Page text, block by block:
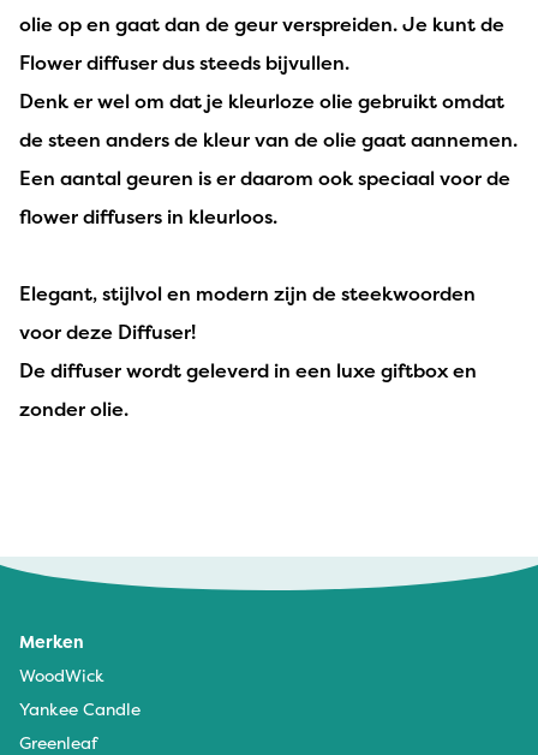
olie op en gaat dan de geur verspreiden. Je kunt de
Flower diffuser dus steeds bijvullen.
Denk er wel om dat je kleurloze olie gebruikt omdat
de steen anders de kleur van de olie gaat aannemen.
Een aantal geuren is er daarom ook speciaal voor de
flower diffusers in kleurloos.
Elegant, stijlvol en modern zijn de steekwoorden
voor deze Diffuser!
De diffuser wordt geleverd in een luxe giftbox en
zonder olie.
Merken
WoodWick
Yankee Candle
Greenleaf